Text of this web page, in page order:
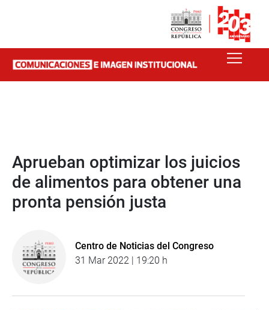
Aprueban optimizar los juicios
de alimentos para obtener una
pronta pensión justa
Centro de Noticias del Congreso
31 Mar 2022 | 19:20 h